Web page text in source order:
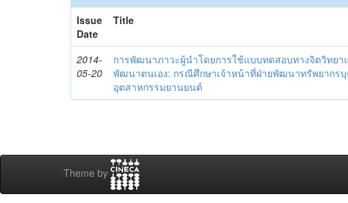
Issue
Date
Title
2014-
05-20
การพัฒนาภาวะผู้นำโดยการใช้แบบทดสอบทางจิตวิทยา
พัฒนาตนเอง: กรณีศึกษาเจ้าหน้าที่ฝ่ายพัฒนาทรัพยากร
อุตสาหกรรมยานยนต์
Theme by